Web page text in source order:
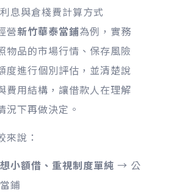
息與倉棧費計算方式
營新竹華泰當鋪為例，實務
物品的市場行情、保存風險
度進行個別評估，並清楚說
費用結構，讓借款人在理解
況下再做決定。
來說：
小額借、重視制度單純 → 公
鋪